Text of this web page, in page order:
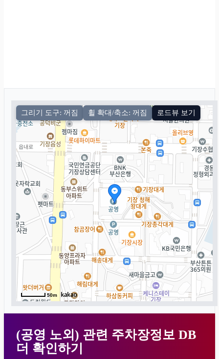
50m
그리기 도구: 꺼짐 휠 확대/축소: 꺼짐 로드뷰 보기
(공영 노외) 관련 주차장정보 DB
더 확인하기